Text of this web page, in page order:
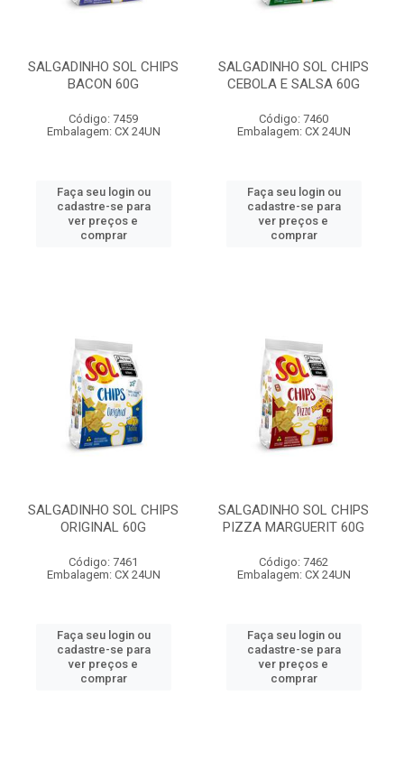
SALGADINHO SOL CHIPS
BACON 60G
Código: 7459
Embalagem: CX 24UN
Faça seu login ou
cadastre-se para
ver preços e
comprar
SALGADINHO SOL CHIPS
CEBOLA E SALSA 60G
Código: 7460
Embalagem: CX 24UN
Faça seu login ou
cadastre-se para
ver preços e
comprar
SALGADINHO SOL CHIPS
ORIGINAL 60G
Código: 7461
Embalagem: CX 24UN
Faça seu login ou
cadastre-se para
ver preços e
comprar
SALGADINHO SOL CHIPS
PIZZA MARGUERIT 60G
Código: 7462
Embalagem: CX 24UN
Faça seu login ou
cadastre-se para
ver preços e
comprar